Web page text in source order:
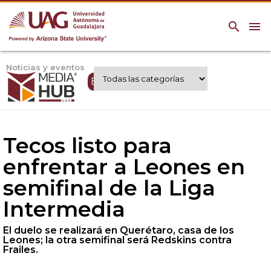
menu
search
Noticias y eventos
Expertos UAG
Tecos listo para
enfrentar a Leones en
semifinal de la Liga
Intermedia
El duelo se realizará en Querétaro, casa de los
Leones; la otra semifinal será Redskins contra
Frailes.